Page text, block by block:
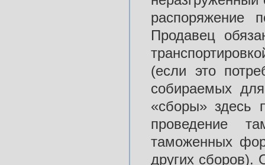
распоряжение
Продавец
(если это
собираемых
«сборы» здесь
проведение
таможенных
других сборов).